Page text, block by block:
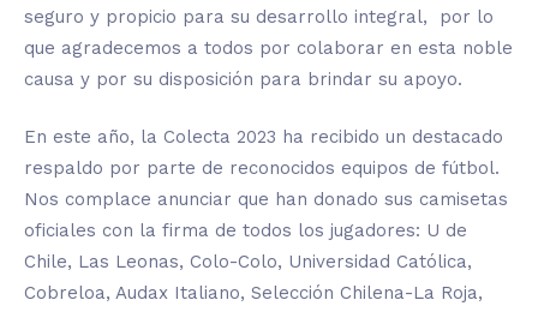
seguro y propicio para su desarrollo integral, por lo
que agradecemos a todos por colaborar en esta noble
causa y por su disposición para brindar su apoyo.
En este año, la Colecta 2023 ha recibido un destacado
respaldo por parte de reconocidos equipos de fútbol.
Nos complace anunciar que han donado sus camisetas
oficiales con la firma de todos los jugadores: U de
Chile, Las Leonas, Colo-Colo, Universidad Católica,
Cobreloa, Audax Italiano, Selección Chilena-La Roja,